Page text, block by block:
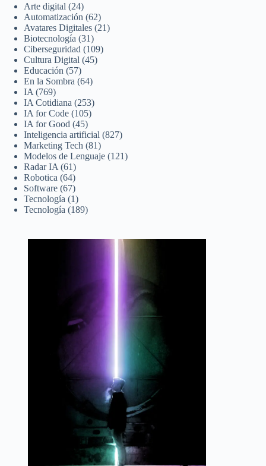
Arte digital (24)
Automatización (62)
Avatares Digitales (21)
Biotecnología (31)
Ciberseguridad (109)
Cultura Digital (45)
Educación (57)
En la Sombra (64)
IA (769)
IA Cotidiana (253)
IA for Code (105)
IA for Good (45)
Inteligencia artificial (827)
Marketing Tech (81)
Modelos de Lenguaje (121)
Radar IA (61)
Robotica (64)
Software (67)
Tecnología (1)
Tecnología (189)